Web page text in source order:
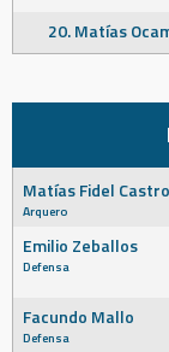
20. Matías
Matías Fidel Castro
Arquero
Emilio Zeballos
Defensa
Facundo Mallo
Defensa